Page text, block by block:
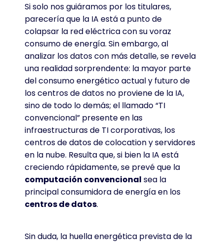
Si solo nos guiáramos por los titulares,
parecería que la IA está a punto de
colapsar la red eléctrica con su voraz
consumo de energía. Sin embargo, al
analizar los datos con más detalle, se revela
una realidad sorprendente: la mayor parte
del consumo energético actual y futuro de
los centros de datos no proviene de la IA,
sino de todo lo demás; el llamado “TI
convencional” presente en las
infraestructuras de TI corporativas, los
centros de datos de colocation y servidores
en la nube. Resulta que, si bien la IA está
creciendo rápidamente, se prevé que la
computación convencional sea la
principal consumidora de energía en los
centros de datos.
Sin duda, la huella energética prevista de la